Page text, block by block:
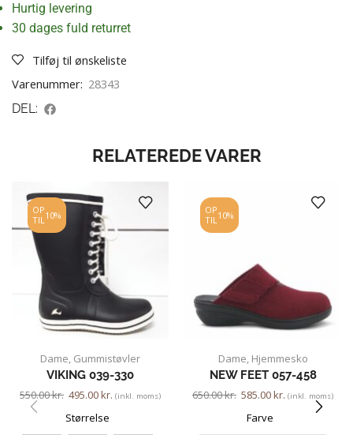
Hurtig levering
30 dages fuld returret
Tilføj til ønskeliste
Varenummer: 28343
DEL:
RELATEREDE VARER
OP
TIL10%
Dame, Gummistøvler
VIKING 039-330
550.00kr. 495.00kr. (inkl. moms)
Størrelse
OP
TIL10%
Dame, Hjemmesko
NEW FEET 057-458
650.00kr. 585.00kr. (inkl. moms)
Farve